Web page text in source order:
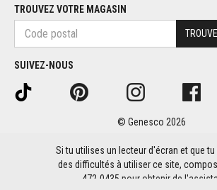
TROUVEZ VOTRE MAGASIN
SUIVEZ-NOUS
© Genesco 2026
Si tu utilises un lecteur d'écran et que
des difficultés à utiliser ce site,
472-0435 pour obtenir de